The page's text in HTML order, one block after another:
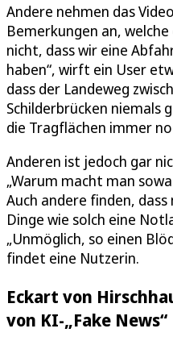
Andere nehmen das
Bemerkungen an,
nicht, dass wir eine
haben“, wirft ein User
dass der Landeweg
Schilderbrücken niemals
die Tragflächen immer
Anderen ist jedoch gar
„Warum macht man
Auch andere finden,
Dinge wie solch eine
„Unmöglich, so einen
findet eine Nutzerin.
Eckart von
von KI-„Fake News“